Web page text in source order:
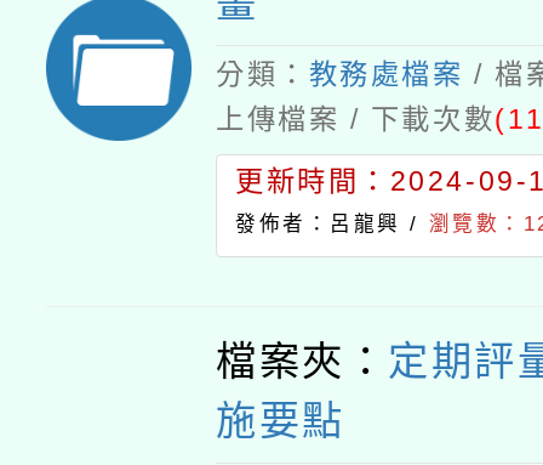
分類： 教務處檔案 / 檔
上傳檔案 / 下載次數
更新時間：2024-09-
發佈者：呂龍興 / 瀏覽數：
檔案夾： 定期評
施要點